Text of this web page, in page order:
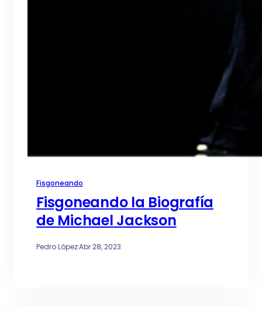
Fisgoneando
Fisgoneando la Biografía
de Michael Jackson
Pedro López·Abr 28, 2023